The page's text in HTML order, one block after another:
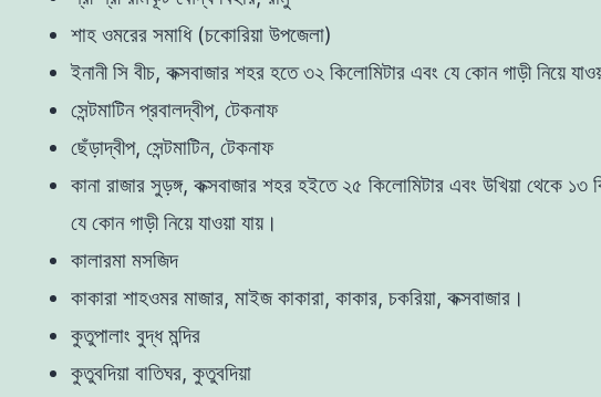
শাহ ওমরের সমাধি (চকোরিয়া উপজেলা)
ইনানী সি বীচ, কক্সবাজার শহর হতে ৩২ কিলোমিটার এবং যে কোন গাড়ী নিয়ে
সেন্টমাটিন প্রবালদ্বীপ, টেকনাফ
ছেঁড়াদ্বীপ, সেন্টমাটিন, টেকনাফ
কানা রাজার ‍সুড়ঙ্গ, কক্সবাজার শহর হইতে ২৫ কিলোমিটার এবং উখিয়া থেকে ১৩
যে কোন গাড়ী নিয়ে যাওয়া যায়।
কালারমা মসজিদ
কাকারা শাহওমর মাজার, মাইজ কাকারা, কাকার, চকরিয়া, কক্সবাজার।
কুতুপালাং ‍বুদ্ধ মন্দির
কুতুবদিয়া বাতিঘর, কুতুবদিয়া